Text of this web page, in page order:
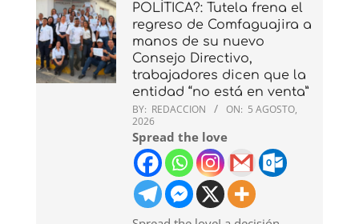
POLÍTICA?: Tutela frena el
regreso de Comfaguajira a
manos de su nuevo
Consejo Directivo,
trabajadores dicen que la
entidad “no está en venta”
BY: REDACCION ON: 5 AGOSTO,
2026
Spread the love